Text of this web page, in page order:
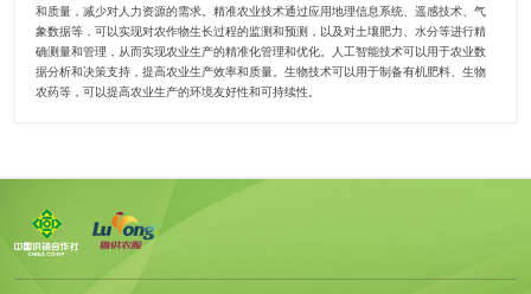
和质量，减少对人力资源的需求。精准农业技术通过应用地理信息系统、遥感技术、气
象数据等，可以实现对农作物生长过程的监测和预测，以及对土壤肥力、水分等进行精
确测量和管理，从而实现农业生产的精准化管理和优化。人工智能技术可以用于农业数
据分析和决策支持，提高农业生产效率和质量。生物技术可以用于制备有机肥料、生物
农药等，可以提高农业生产的环境友好性和可持续性。